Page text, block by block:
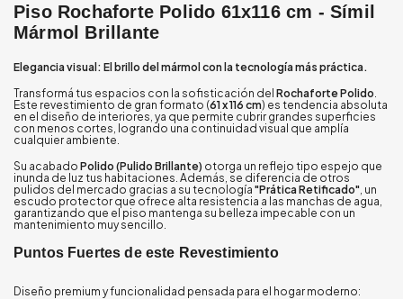
Piso Rochaforte Polido 61x116 cm - Símil
Mármol Brillante
Elegancia visual: El brillo del mármol con la tecnología más práctica.
Transformá tus espacios con la sofisticación del Rochaforte Polido.
Este revestimiento de gran formato (61 x 116 cm) es tendencia absoluta
en el diseño de interiores, ya que permite cubrir grandes superficies
con menos cortes, logrando una continuidad visual que amplía
cualquier ambiente.
Su acabado Polido (Pulido Brillante) otorga un reflejo tipo espejo que
inunda de luz tus habitaciones. Además, se diferencia de otros
pulidos del mercado gracias a su tecnología "Prática Retificado", un
escudo protector que ofrece alta resistencia a las manchas de agua,
garantizando que el piso mantenga su belleza impecable con un
mantenimiento muy sencillo.
Puntos Fuertes de este Revestimiento
Diseño premium y funcionalidad pensada para el hogar moderno: